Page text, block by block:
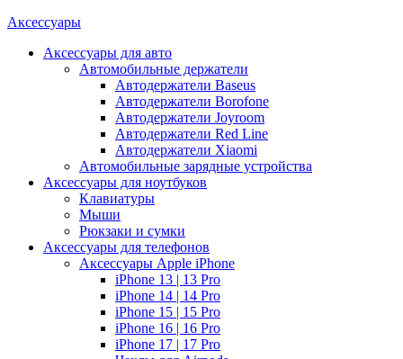
Аксессуары
Аксессуары для авто
Автомобильные держатели
Автодержатели Baseus
Автодержатели Borofone
Автодержатели Joyroom
Автодержатели Red Line
Автодержатели Xiaomi
Автомобильные зарядные устройства
Аксессуары для ноутбуков
Клавиатуры
Мыши
Рюкзаки и сумки
Аксессуары для телефонов
Аксессуары Apple iPhone
iPhone 13 | 13 Pro
iPhone 14 | 14 Pro
iPhone 15 | 15 Pro
iPhone 16 | 16 Pro
iPhone 17 | 17 Pro